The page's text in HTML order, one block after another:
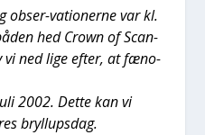
obser-vatio­ner­ne var kl.
hed Crown of Scan­
vi ned lige efter, at fæno­
2002. Det­te kan vi
bryl­lups­dag.